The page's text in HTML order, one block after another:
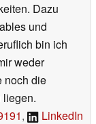
Dazu
und
bin ich
weder
noch die
liegen.
, LinkedIn